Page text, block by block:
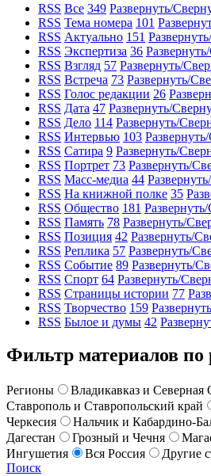
RSS Все 349 Развернуть/
RSS Тема номера 101
RSS Актуально 151
RSS Экспертиза 36
RSS Взгляд 57 Развернуть/
RSS Встреча 73 Развернуть/
RSS Голос редакции 26
RSS Дата 47 Развернуть/
RSS Дело 114 Развернуть/
RSS Интервью 103
RSS Сатира 9 Развернуть/
RSS Портрет 73 Развернуть/
RSS Масс-медиа 44
RSS На книжной полке 35
RSS Общество 181
RSS Память 78 Развернуть/
RSS Позиция 42 Развернуть/
RSS Реплика 57 Развернуть/
RSS Событие 89 Развернуть/
RSS Спорт 64 Развернуть/
RSS Страницы истории 77
RSS Творчество 159
RSS Былое и думы 42
Фильтр материалов по
Регионы
Владикавказ и Северная
Ставрополь и Ставропольский край
Черкесия
Нальчик и Кабардино-
Дагестан
Грозный и Чечня
Ингушетия
Вся Россия Другие
Поиск